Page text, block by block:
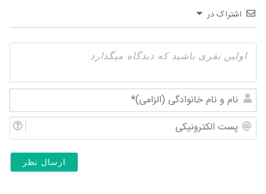
اشتراک در
و